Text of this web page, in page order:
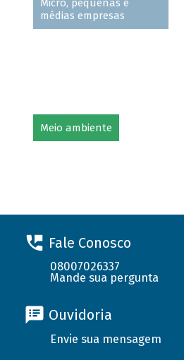
Micro, pequenas e
médias empresas
Meio ambiente
Fale Conosco
08007026337
Mande sua pergunta
Ouvidoria
Envie sua mensagem